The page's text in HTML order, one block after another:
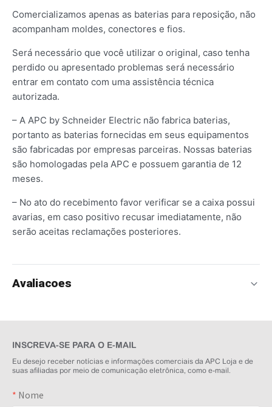
Comercializamos apenas as baterias para reposição, não
acompanham moldes, conectores e fios.
Será necessário que você utilizar o original, caso tenha
perdido ou apresentado problemas será necessário
entrar em contato com uma assistência técnica
autorizada.
– A APC by Schneider Electric não fabrica baterias,
portanto as baterias fornecidas em seus equipamentos
são fabricadas por empresas parceiras. Nossas baterias
são homologadas pela APC e possuem garantia de 12
meses.
– No ato do recebimento favor verificar se a caixa possui
avarias, em caso positivo recusar imediatamente, não
serão aceitas reclamações posteriores.
Avaliacoes
INSCREVA-SE PARA O E-MAIL
Eu desejo receber notícias e informações comerciais da APC Loja e de
suas afiliadas por meio de comunicação eletrônica, como e-mail.